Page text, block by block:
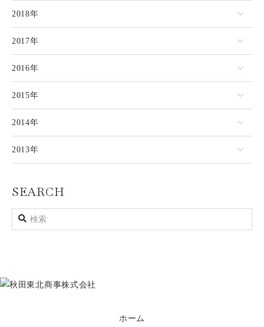
2018年
2017年
2016年
2015年
2014年
2013年
SEARCH
ホーム